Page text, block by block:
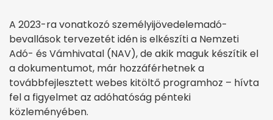
A 2023-ra vonatkozó személyijövedelemadó-
bevallások tervezetét idén is elkészíti a Nemzeti
Adó- és Vámhivatal (NAV), de akik maguk készítik el
a dokumentumot, már hozzáférhetnek a
továbbfejlesztett webes kitöltő programhoz – hívta
fel a figyelmet az adóhatóság pénteki
közleményében.